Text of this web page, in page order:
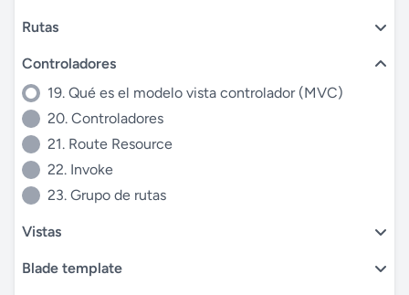
Rutas
Controladores
19. Qué es el modelo vista controlador (MVC)
20. Controladores
21. Route Resource
22. Invoke
23. Grupo de rutas
Vistas
Blade template